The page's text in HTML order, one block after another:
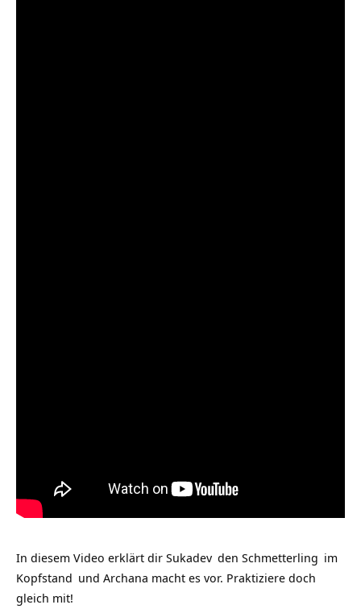
In diesem Video erklärt dir Sukadev den Schmetterling im
Kopfstand und Archana macht es vor. Praktiziere doch
gleich mit!